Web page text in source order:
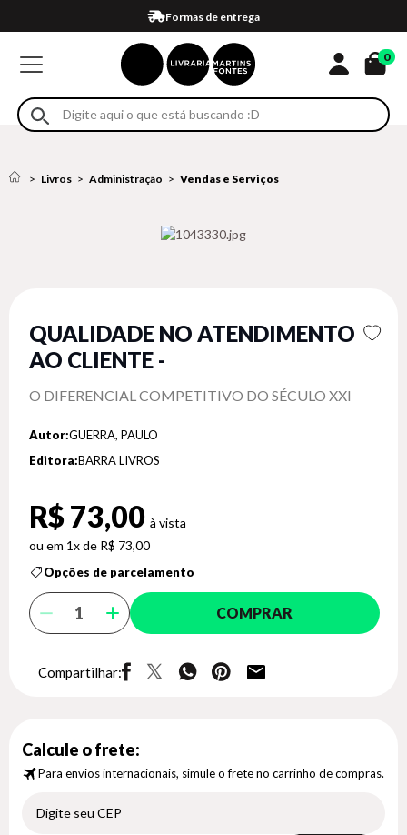
Formas de entrega
Compra 100% segura
Em até 4x sem juros no cartão*
Retire na loja
Eventos
0
Livros Administração Vendas e Serviços
QUALIDADE NO ATENDIMENTO
AO CLIENTE -
O DIFERENCIAL COMPETITIVO DO SÉCULO XXI
Autor:GUERRA, PAULO
Editora:BARRA LIVROS
R$ 73,00
1x de R$ 73,00
Opções de parcelamento
COMPRAR
Compartilhar:
Calcule o frete:
Para envios internacionais, simule o frete no carrinho de compras.